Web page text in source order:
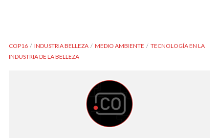
COP16 INDUSTRIA BELLEZA MEDIO AMBIENTE
TECNOLOGÍA EN LA
INDUSTRIA DE LA BELLEZA